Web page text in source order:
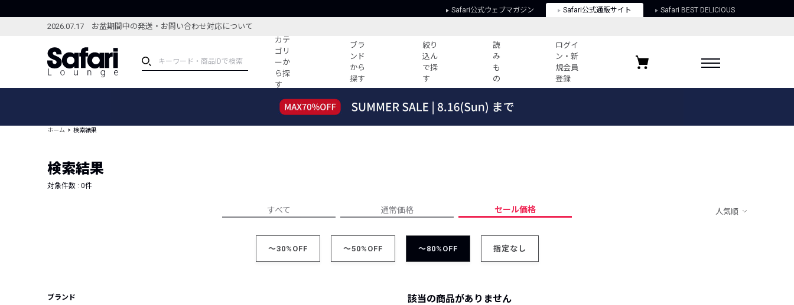
Safari公式ウェブマガジン Safari公式通販サイト Safari BEST DELICIOUS
2026.07.17 お盆期間中の発送・お問い合わせ対応について
カテ
ゴリ
ーか
ら探
す
ブラ
ンド
から
探す
絞り
込ん
で探
す
読
み
も
の
ログイ
ン・新
規会員
登録
ブランドから探す
新着アイテム
編集部のおすすめアイテム
すべての記事
人気記事ランキング
ウィークリーコーデ
プライバシーポリシー
お気に入りブランド
ホーム 検索結果
検索結果
対象件数 : 0件
すべて 通常価格 セール価格 人気順
～30%OFF ～50%OFF ～80%OFF 指定なし
ブランド 該当の商品がありません